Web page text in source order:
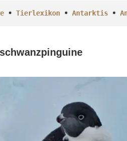
• Tierlexikon • Antarktis •